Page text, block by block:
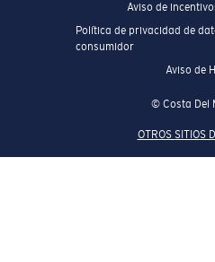
Aviso de
Política de privacidad de
consumidor
Aviso de
© Costa Del
OTROS SITIOS